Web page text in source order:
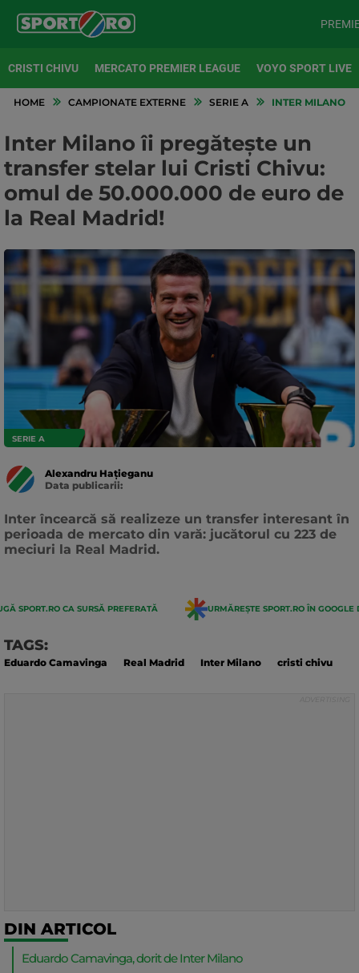
CRISTI CHIVU MERCATO PREMIER LEAGUE VOYO SPORT LIVE
HOME CAMPIONATE EXTERNE SERIE A INTER MILANO ÎI
Inter Milano îi pregătește un
transfer stelar lui Cristi Chivu:
omul de 50.000.000 de euro de
la Real Madrid!
SERIE A
Alexandru Hațieganu
Data publicarii:
Inter încearcă să realizeze un transfer interesant în
perioada de mercato din vară: jucătorul cu 223 de
meciuri la Real Madrid.
SPORT.RO CA SURSĂ PREFERATĂ URMĂREȘTE SPORT.RO ÎN GOOGLE
TAGS:
Eduardo Camavinga Real Madrid Inter Milano cristi chivu
DIN ARTICOL
Eduardo Camavinga, dorit de Inter Milano